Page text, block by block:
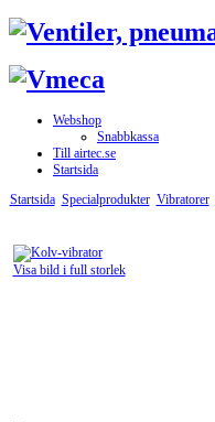
Webshop
Snabbkassa
Till airtec.se
Startsida
Startsida Specialprodukter Vibratorer
Visa bild i full storlek